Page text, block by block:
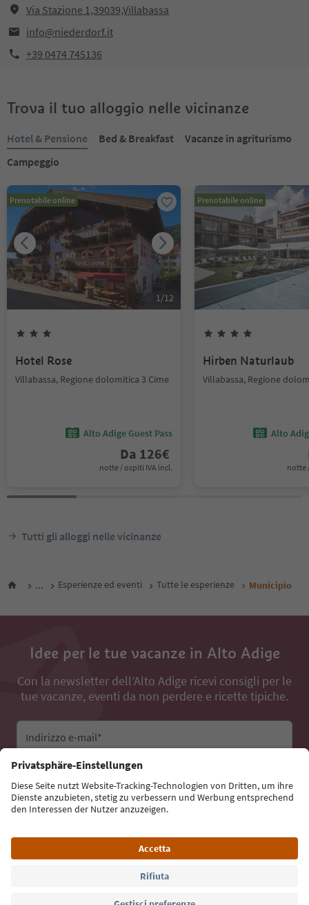
Via Stazione 1,39039,Villabassa
info@niederdorf.it
+39 0474 745136
Trova il tuo alloggio nelle vicinanze
Hotel & Pensione Bed & Breakfast
Vacanze in agriturismo
Campeggio
Prenotabile online
1/12
Hotel Rose
Villabassa, Regione dolomitica 3 Cime
Alto Adige Guest Pass
Da 126€
notte / ospiti IVA incl.
Prenotabile online
Hirben Naturlaub
Villabassa, Regione
Alto
notte
Tutti gli alloggi nelle vicinanze
... Esperienze ed eventi Tutte le esperienze Municipio
Idee per le tue vacanze in Alto Adige
Con la newsletter dell’Alto Adige ricevi consigli per le
tue vacanze, eventi da non perdere e ricette tipiche.
Indirizzo e-mail*
Iscriviti alla newsletter